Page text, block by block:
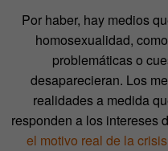
Por haber, hay medios
homosexualidad,
problemáticas o
desaparecieran. Los
realidades a medida
responden a los intereses
el motivo real de la